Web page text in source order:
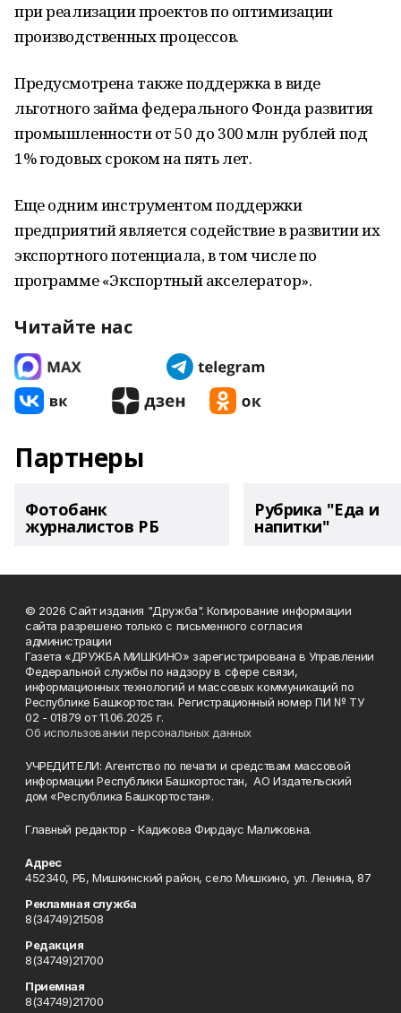
при реализации проектов по оптимизации
производственных процессов.
Предусмотрена также поддержка в виде
льготного займа федерального Фонда развития
промышленности от 50 до 300 млн рублей под
1% годовых сроком на пять лет.
Еще одним инструментом поддержки
предприятий является содействие в развитии их
экспортного потенциала, в том числе по
программе «Экспортный акселератор».
Читайте нас
Партнеры
Фотобанк
журналистов РБ
Рубрика "Еда и
напитки"
© 2026 Сайт издания "Дружба". Копирование информации
сайта разрешено только с письменного согласия
администрации
Газета «ДРУЖБА МИШКИНО» зарегистрирована в Управлении
Федеральной службы по надзору в сфере связи,
информационных технологий и массовых коммуникаций по
Республике Башкортостан. Регистрационный номер ПИ № ТУ
02 - 01879 от 11.06.2025 г.
Об использовании персональных данных
УЧРЕДИТЕЛИ: Агентство по печати и средствам массовой
информации Республики Башкортостан, АО Издательский
дом «Республика Башкортостан».
Главный редактор - Кадикова Фирдаус Маликовна.
Адрес
452340, РБ, Мишкинский район, село Мишкино, ул. Ленина, 87
Рекламная служба
8(34749)21508
Редакция
8(34749)21700
Приемная
8(34749)21700